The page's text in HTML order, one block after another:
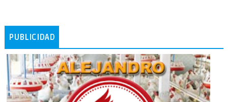
PUBLICIDAD